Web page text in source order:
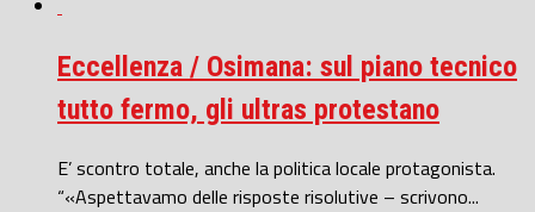
Eccellenza / Osimana: sul piano tecnico
tutto fermo, gli ultras protestano
E’ scontro totale, anche la politica locale protagonista.
“«Aspettavamo delle risposte risolutive – scrivono...